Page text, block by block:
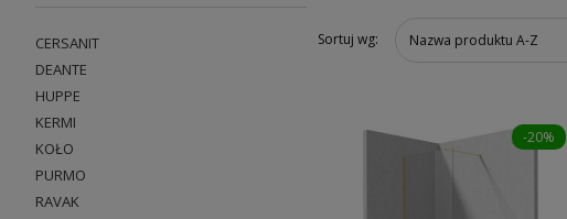
CERSANIT
DEANTE
HUPPE
KERMI
KOŁO
PURMO
RAVAK
Sortuj wg: Nazwa produktu A-Z
-20%